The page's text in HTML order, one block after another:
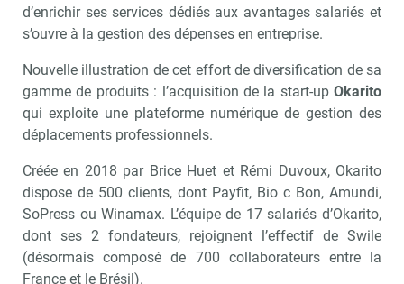
d’enrichir ses services dédiés aux avantages salariés et
s’ouvre à la gestion des dépenses en entreprise.
Nouvelle illustration de cet effort de diversification de sa
gamme de produits : l’acquisition de la start-up Okarito
qui exploite une plateforme numérique de gestion des
déplacements professionnels.
Créée en 2018 par Brice Huet et Rémi Duvoux, Okarito
dispose de 500 clients, dont Payfit, Bio c Bon, Amundi,
SoPress ou Winamax. L’équipe de 17 salariés d’Okarito,
dont ses 2 fondateurs, rejoignent l’effectif de Swile
(désormais composé de 700 collaborateurs entre la
France et le Brésil).